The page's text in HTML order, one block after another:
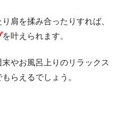
肩を揉み合ったりすれば、
を叶えられます。
やお風呂上りのリラックス
らえるでしょう。